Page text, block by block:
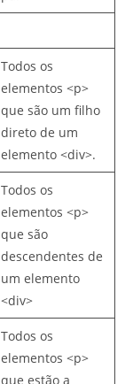
Todos os
elementos <p>
que são um filho
direto de um
elemento <div>.
Todos os
elementos <p>
que são
descendentes de
um elemento
<div>
Todos os
elementos <p>
que estão a